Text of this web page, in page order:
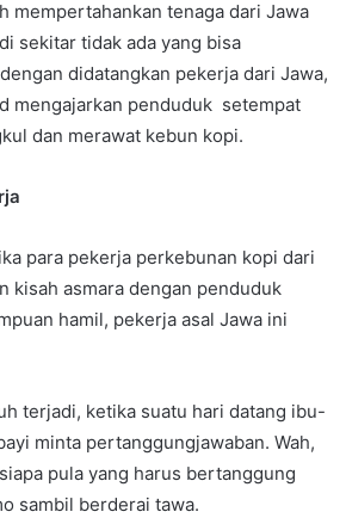
mempertahankan tenaga dari Jawa
sekitar tidak ada yang bisa
didatangkan pekerja dari Jawa,
mengajarkan penduduk setempat
dan merawat kebun kopi.
para pekerja perkebunan kopi dari
kisah asmara dengan penduduk
hamil, pekerja asal Jawa ini
terjadi, ketika suatu hari datang ibu-
minta pertanggungjawaban. Wah,
pula yang harus bertanggung
sambil berderai tawa.